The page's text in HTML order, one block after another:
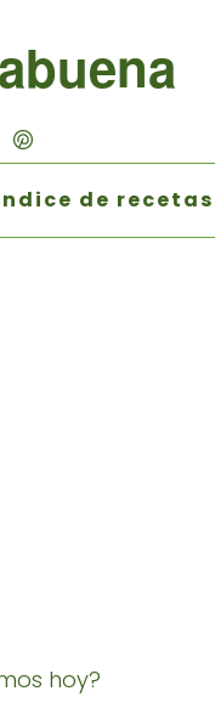
de recetas
hoy?